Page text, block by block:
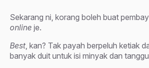
Sekarang ni, korang boleh buat
online je.
Best, kan? Tak payah berpeluh ketiak
banyak duit untuk isi minyak dan